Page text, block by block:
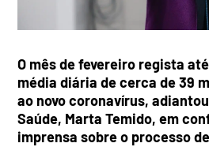
O mês de fevereiro regista
média diária de cerca de 39
ao novo coronavírus,
Saúde, Marta Temido, em
imprensa sobre o processo